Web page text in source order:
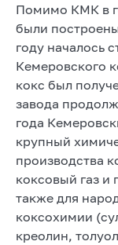
Помимо КМК в
были
году началось
Кемеровского
кокс был
завода
года
крупный
производства
коксовый газ и
также для
коксохимии
креолин,